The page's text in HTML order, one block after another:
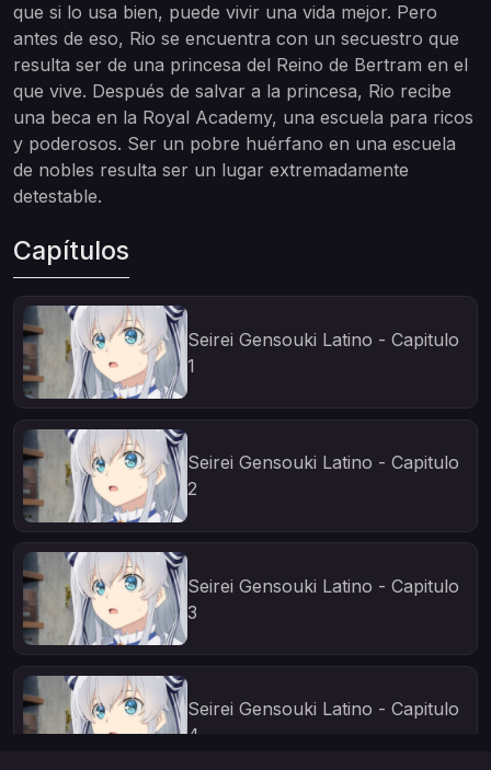
que si lo usa bien, puede vivir una vida mejor. Pero
antes de eso, Rio se encuentra con un secuestro que
resulta ser de una princesa del Reino de Bertram en el
que vive. Después de salvar a la princesa, Rio recibe
una beca en la Royal Academy, una escuela para ricos
y poderosos. Ser un pobre huérfano en una escuela
de nobles resulta ser un lugar extremadamente
detestable.
Capítulos
Seirei Gensouki Latino - Capitulo
1
Seirei Gensouki Latino - Capitulo
2
Seirei Gensouki Latino - Capitulo
3
Seirei Gensouki Latino - Capitulo
4